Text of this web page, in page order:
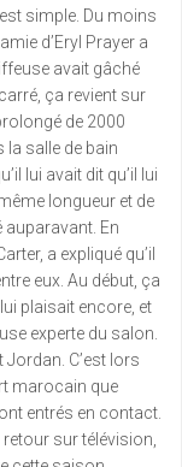
simple. Du moins
d’Eryl Prayer a
avait gâché
ça revient sur
de 2000
la salle de bain
lui avait dit qu’il lui
longueur et de
auparavant. En
a expliqué qu’il
eux. Au début, ça
plaisait encore, et
experte du salon.
C’est lors
marocain que
entrés en contact.
sur télévision,